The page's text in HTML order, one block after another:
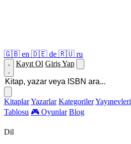
🇬🇧 en 🇩🇪 de 🇷🇺 ru
Kayıt Ol Giriş Yap
KitaplarYazarlar KategorilerYayınevleri
Tablosu 🎮 Oyunlar Blog
Dil